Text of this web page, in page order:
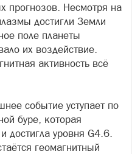
прогнозов. Несмотря на
достигли Земли
поле планеты
их воздействие.
активность всё
событие уступает по
буре, которая
достигла уровня G4.6.
геомагнитный